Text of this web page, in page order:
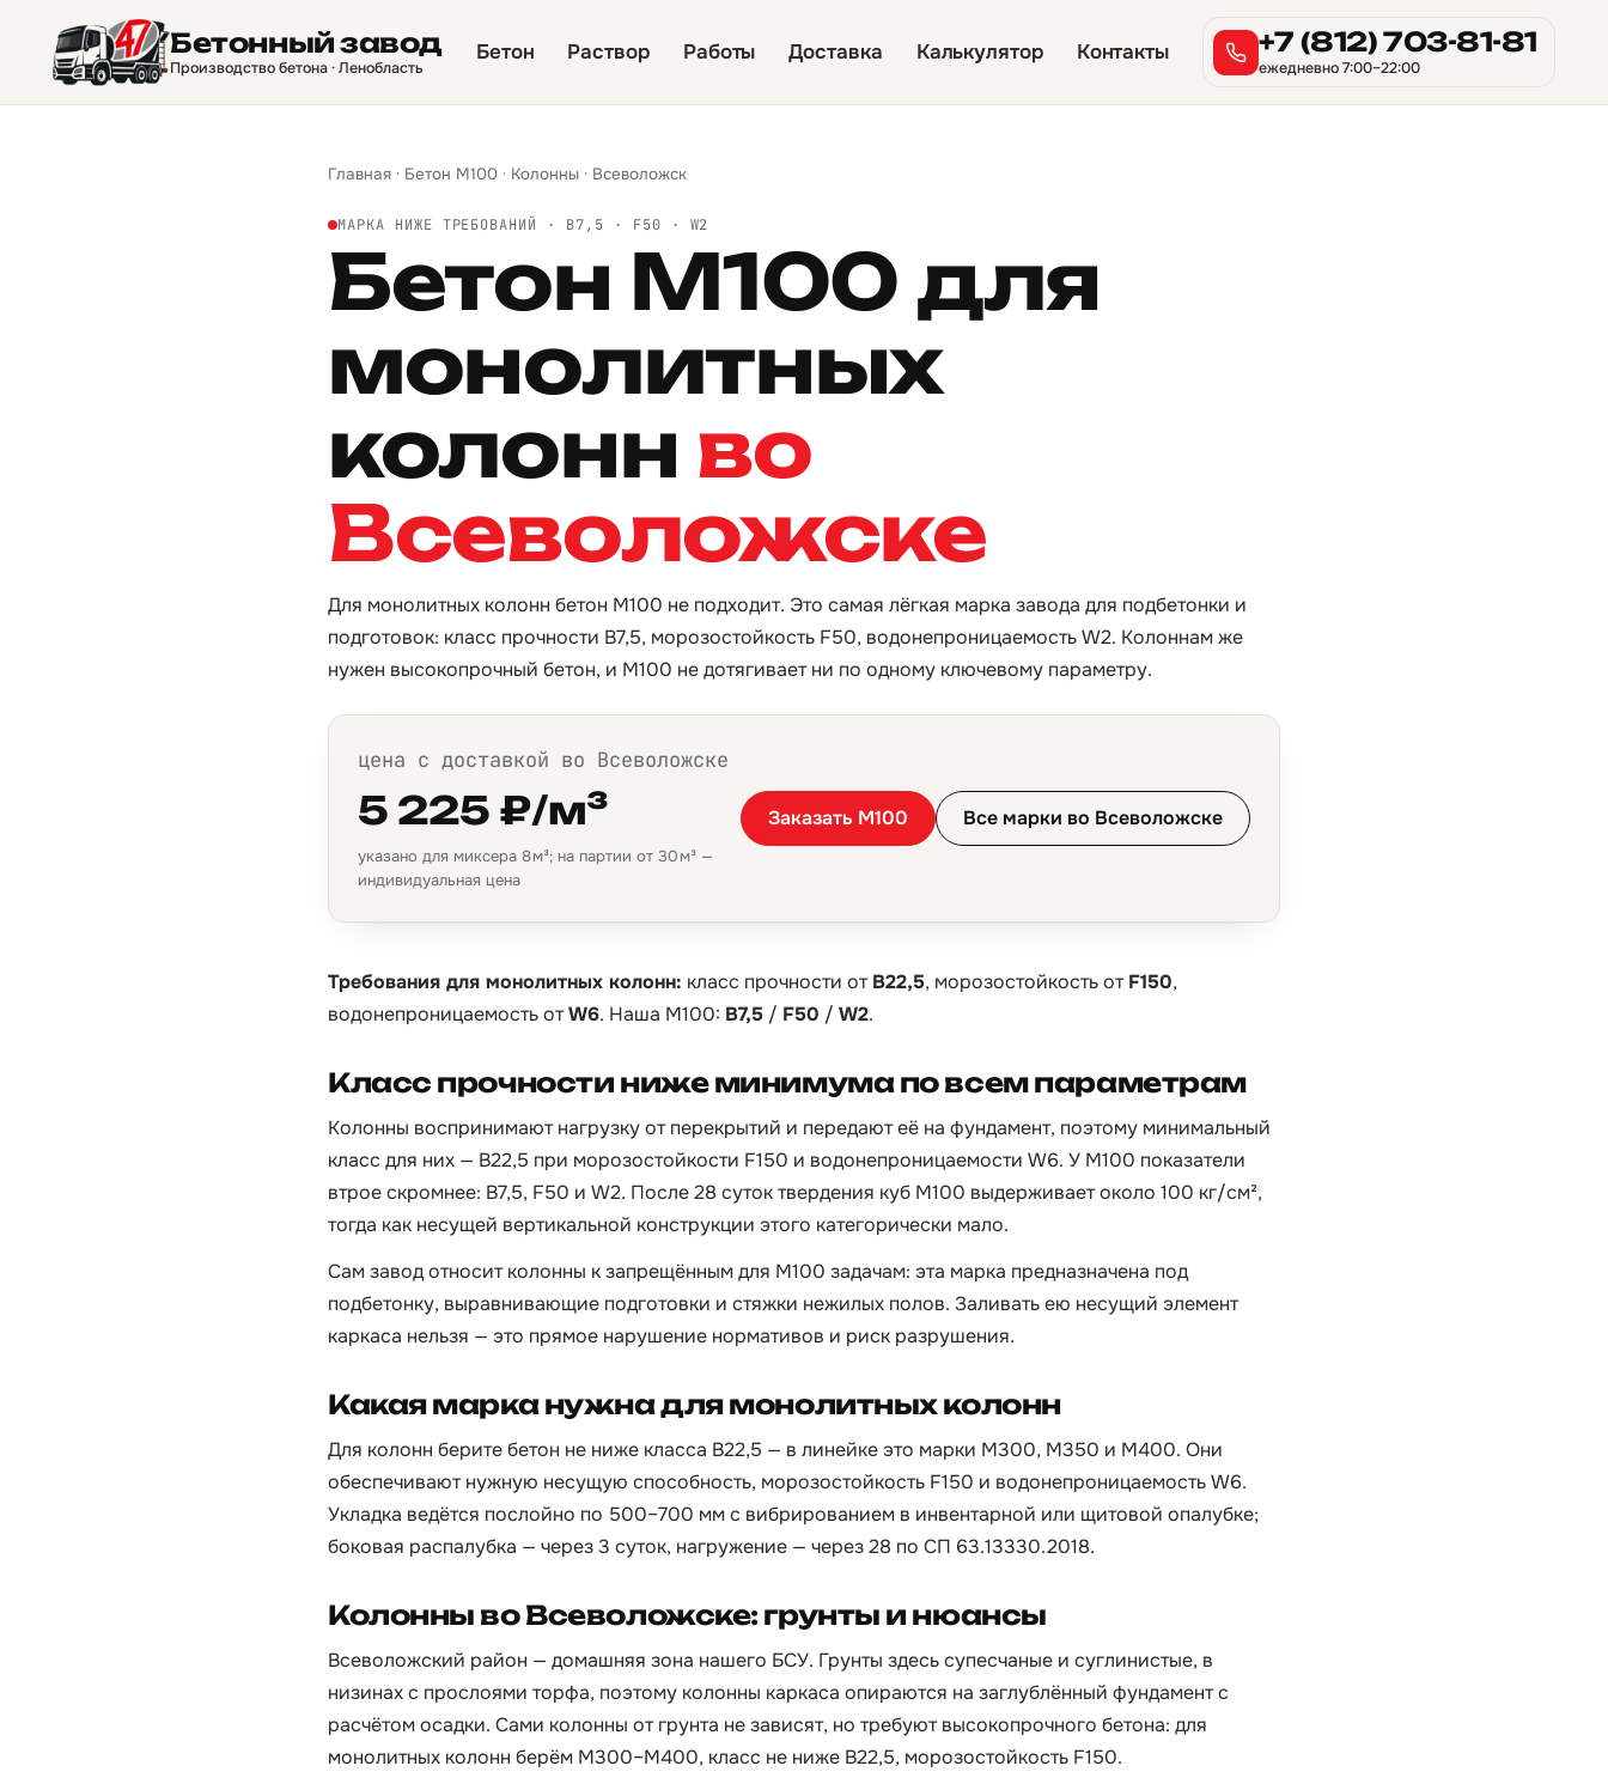
Бетонный завод
Производство бетона · Ленобласть
Бетон Раствор Работы Доставка Калькулятор Контакты +7 (812) 703-81-81
ежедневно 7:00–22:00
Главная · Бетон М100 · Колонны · Всеволожск
МАРКА НИЖЕ ТРЕБОВАНИЙ · B7,5 · F50 · W2
Бетон М100 для
монолитных
колонн во
Всеволожске
Для монолитных колонн бетон М100 не подходит. Это самая лёгкая марка завода для подбетонки и
подготовок: класс прочности B7,5, морозостойкость F50, водонепроницаемость W2. Колоннам же
нужен высокопрочный бетон, и М100 не дотягивает ни по одному ключевому параметру.
цена с доставкой во Всеволожске
5 225 ₽/м³
указано для миксера 8 м³; на партии от 30 м³ —
индивидуальная цена
Заказать М100 Все марки во Всеволожске
Требования для монолитных колонн: класс прочности отB22,5, морозостойкость отF150,
водонепроницаемость отW6. Наша М100: B7,5 / F50 / W2.
Класс прочности ниже минимума по всем параметрам
Колонны воспринимают нагрузку от перекрытий и передают её на фундамент, поэтому минимальный
класс для них — B22,5 при морозостойкости F150 и водонепроницаемости W6. У М100 показатели
втрое скромнее: B7,5, F50 и W2. После 28 суток твердения куб М100 выдерживает около 100 кг/см²,
тогда как несущей вертикальной конструкции этого категорически мало.
Сам завод относит колонны к запрещённым для М100 задачам: эта марка предназначена под
подбетонку, выравнивающие подготовки и стяжки нежилых полов. Заливать ею несущий элемент
каркаса нельзя — это прямое нарушение нормативов и риск разрушения.
Какая марка нужна для монолитных колонн
Для колонн берите бетон не ниже класса B22,5 — в линейке это марки М300, М350 и М400. Они
обеспечивают нужную несущую способность, морозостойкость F150 и водонепроницаемость W6.
Укладка ведётся послойно по 500–700 мм с вибрированием в инвентарной или щитовой опалубке;
боковая распалубка — через 3 суток, нагружение — через 28 по СП 63.13330.2018.
Колонны во Всеволожске: грунты и нюансы
Всеволожский район — домашняя зона нашего БСУ. Грунты здесь супесчаные и суглинистые, в
низинах с прослоями торфа, поэтому колонны каркаса опираются на заглублённый фундамент с
расчётом осадки. Сами колонны от грунта не зависят, но требуют высокопрочного бетона: для
монолитных колонн берём М300–М400, класс не ниже B22,5, морозостойкость F150.